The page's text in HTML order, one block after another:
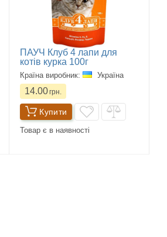
ПАУЧ Клуб 4 лапи для
котів курка 100г
Країна виробник: Україна
14.00грн.
Купити
Товар є в наявності